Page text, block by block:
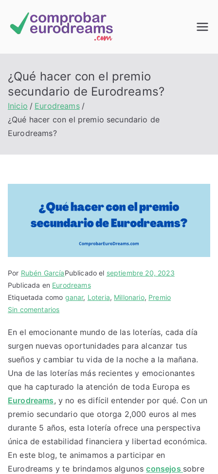
contenido
Comprob
EuroDrea
ms
¿Qué hacer con el premio
secundario de Eurodreams?
Inicio
Eurodreams
¿Qué hacer con el premio secundario de
Eurodreams?
Por Rubén GarcíaPublicado el septiembre 20, 2023
Publicada en Eurodreams
Etiquetada como ganar, Loteria, Millonario, Premio
Sin comentariosen
hacer
con
el
premio
secundario
Eurodreams?
En el emocionante mundo de las loterías, cada día
surgen nuevas oportunidades para alcanzar tus
sueños y cambiar tu vida de la noche a la mañana.
Una de las loterías más recientes y emocionantes
que ha capturado la atención de toda Europa es
Eurodreams, y no es difícil entender por qué. Con un
premio secundario que otorga 2,000 euros al mes
durante 5 años, esta lotería ofrece una perspectiva
única de estabilidad financiera y libertad económica.
En este blog, te animamos a participar en
Eurodreams y te brindamos algunosconsejos sobre